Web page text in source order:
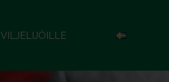
VILJELIJÖILLE